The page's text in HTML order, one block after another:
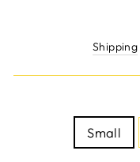
Shipping
Small